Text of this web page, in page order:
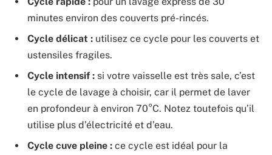
minutes environ des couverts pré-rincés.
Cycle délicat : utilisez ce cycle pour les couverts et
ustensiles fragiles.
Cycle intensif : si votre vaisselle est très sale, c’est
le cycle de lavage à choisir, car il permet de laver
en profondeur à environ 70°C. Notez toutefois qu’il
utilise plus d’électricité et d’eau.
Cycle cuve pleine : ce cycle est idéal pour la